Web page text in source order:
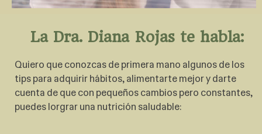
La Dra. Diana Rojas te habla:
Quiero que conozcas de primera mano algunos de los
tips para adquirir hábitos, alimentarte mejor y darte
cuenta de que con pequeños cambios pero constantes,
puedes lorgrar una nutrición saludable: